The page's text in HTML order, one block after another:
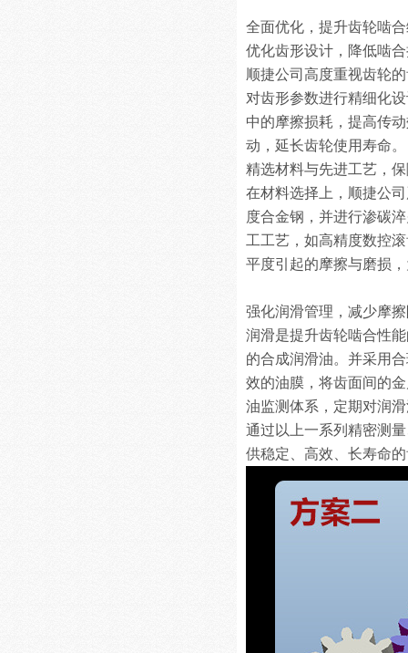
全面优化，提升齿轮啮
优化齿形设计，降低啮
顺捷公司高度重视齿轮
对齿形参数进行精细化
中的摩擦损耗，提高传
动，延长齿轮使用寿命。
精选材料与先进工艺，
在材料选择上，顺捷公
度合金钢，并进行渗碳
工工艺，如高精度数控
平度引起的摩擦与磨损
强化润滑管理，减少摩
润滑是提升齿轮啮合性
的合成润滑油。并采用
效的油膜，将齿面间的
油监测体系，定期对润
通过以上一系列精密测
供稳定、高效、长寿命